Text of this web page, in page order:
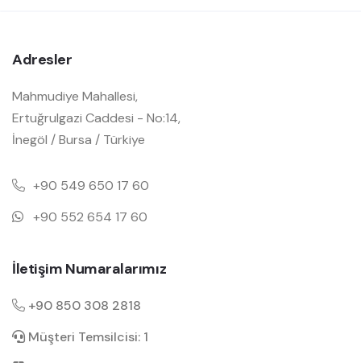
Adresler
Mahmudiye Mahallesi,
Ertuğrulgazi Caddesi - No:14,
İnegöl / Bursa / Türkiye
+90 549 650 17 60
+90 552 654 17 60
İletişim Numaralarımız
+90 850 308 2818
Müşteri Temsilcisi: 1